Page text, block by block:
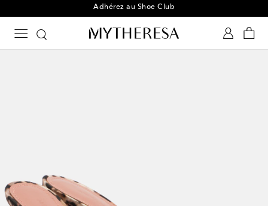
Adhérez au Shoe Club